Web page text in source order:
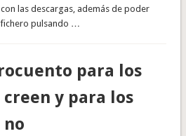
las descargas, además de poder
pulsando …
para los
creen y para los
no